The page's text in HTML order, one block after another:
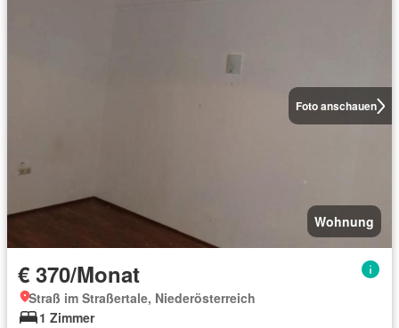
Foto anschauen
Wohnung
€ 370/Monat
Straß im Straßertale, Niederösterreich
1 Zimmer